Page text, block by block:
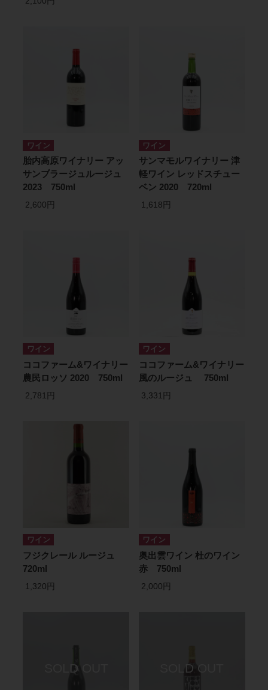
ワイン
胎内高原ワイナリー アッ
サンブラージュルージュ
2023 750ml
2,600円
ワイン
サンマモルワイナリー 津
軽ワイン レッドスチュー
ベン 2020 720ml
1,618円
ワイン
ココファーム&ワイナリー
農民ロッソ 2020 750ml
2,781円
ワイン
ココファーム&ワイナリー
風のルージュ 750ml
3,331円
ワイン
フジクレール ルージュ
720ml
1,320円
ワイン
奥出雲ワイン 杜のワイン
赤 750ml
2,000円